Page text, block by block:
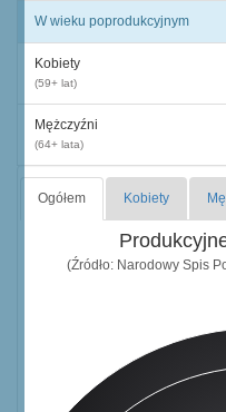
W wieku poprodukcyjnym
Kobiety
(59+ lat)
Mężczyźni
(64+ lata)
Ogółem Kobiety
(Źródło: Narodowy Spis